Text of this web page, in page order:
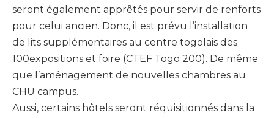
seront également apprêtés pour servir de renforts
pour celui ancien. Donc, il est prévu l’installation
de lits supplémentaires au centre togolais des
100expositions et foire (CTEF Togo 200). De même
que l’aménagement de nouvelles chambres au
CHU campus.
Aussi, certains hôtels seront réquisitionnés dans la